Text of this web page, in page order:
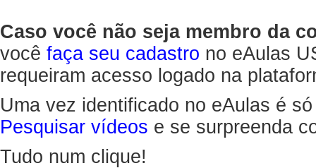
Caso você não seja membro da
você faça seu cadastro no eAulas
requeiram acesso logado na
Uma vez identificado no eAulas é
Pesquisar vídeos e se surpreenda
Tudo num clique!